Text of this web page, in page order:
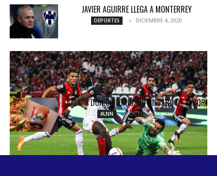
JAVIER AGUIRRE LLEGA A MONTERREY
DEPORTES DICIEMBRE 4, 2020
LOBOS BUAP LE ARRANCA UN PUNTO AL ATLAS
COLUMNETAS AGOSTO 24, 2017
SALSAS DON CHILORIO: UN DISPARO DE SABOR.
#LNN OCTUBRE 11, 2021